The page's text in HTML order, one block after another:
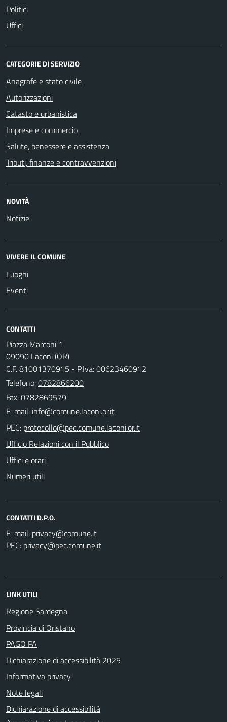
Politici
Uffici
CATEGORIE DI SERVIZIO
Anagrafe e stato civile
Autorizzazioni
Catasto e urbanistica
Imprese e commercio
Salute, benessere e assistenza
Tributi, finanze e contravvenzioni
NOVITÀ
Notizie
VIVERE IL COMUNE
Luoghi
Eventi
CONTATTI
Piazza Marconi 1
09090 Laconi (OR)
C.F. 81001370915 - P.Iva: 00623460912
Telefono:0782866200
Fax: 0782869579
E-mail:
PEC:
Ufficio Relazioni con il Pubblico
Uffici e orari
Numeri utili
CONTATTI D.P.O.
E-mail:
PEC:
LINK UTILI
Regione Sardegna
Provincia di Oristano
PAGO PA
Dichiarazione di accessibilità 2025
Informativa privacy
Note legali
Dichiarazione di accessibilità